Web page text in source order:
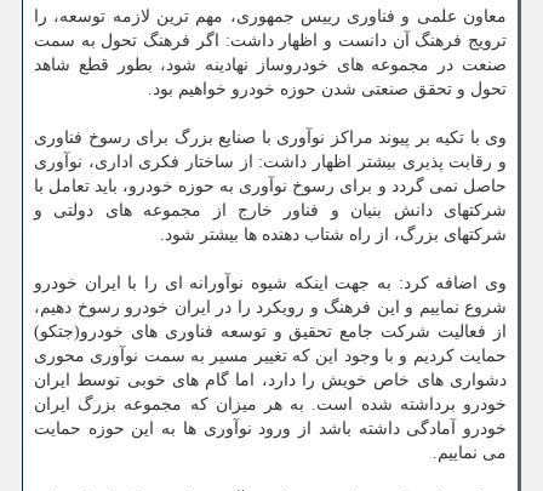
معاون علمی و فناوری رییس جمهوری، مهم ترین لازمه توسعه، را
ترویج فرهنگ آن دانست و اظهار داشت: اگر فرهنگ تحول به سمت
صنعت در مجموعه های خودروساز نهادینه شود، بطور قطع شاهد
تحول و تحقق صنعتی شدن حوزه خودرو خواهیم بود.
وی با تکیه بر پیوند مراکز نوآوری با صنایع بزرگ برای رسوخ فناوری
و رقابت پذیری بیشتر اظهار داشت: از ساختار فکری اداری، نوآوری
حاصل نمی گردد و برای رسوخ نوآوری به حوزه خودرو، باید تعامل با
شرکتهای دانش بنیان و فناور خارج از مجموعه های دولتی و
شرکتهای بزرگ، از راه شتاب دهنده ها بیشتر شود.
وی اضافه کرد: به جهت اینکه شیوه نوآورانه ای را با ایران خودرو
شروع نماییم و این فرهنگ و رویکرد را در ایران خودرو رسوخ دهیم،
از فعالیت شرکت جامع تحقیق و توسعه فناوری های خودرو(جتکو)
حمایت کردیم و با وجود این که تغییر مسیر به سمت نوآوری محوری
دشواری های خاص خویش را دارد، اما گام های خوبی توسط ایران
خودرو برداشته شده است. به هر میزان که مجموعه بزرگ ایران
خودرو آمادگی داشته باشد از ورود نوآوری ها به این حوزه حمایت
می نماییم.